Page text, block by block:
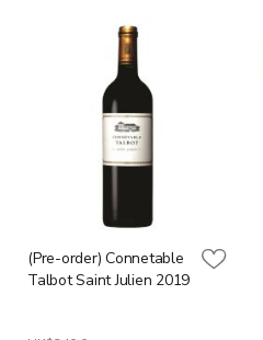
(Pre-order) Connetable
Talbot Saint Julien 2019